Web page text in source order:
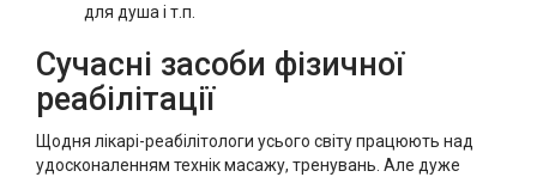
для душа і т.п.
Сучасні засоби фізичної
реабілітації
Щодня лікарі-реабілітологи усього світу працюють над
удосконаленням технік масажу, тренувань. Але дуже